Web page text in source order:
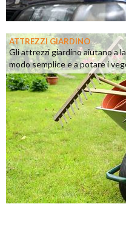
ATTREZZI GIARDINO
Gli attrezzi giardino aiutano a
modo semplice e a potare i